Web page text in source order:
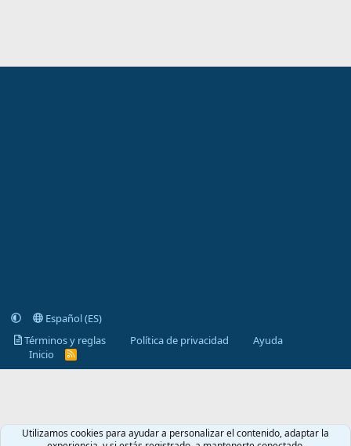
Español (ES)
Términos y reglas
Política de privacidad
Ayuda
Inicio
R
S
Utilizamos cookies para ayudar a personalizar el contenido, adaptar la